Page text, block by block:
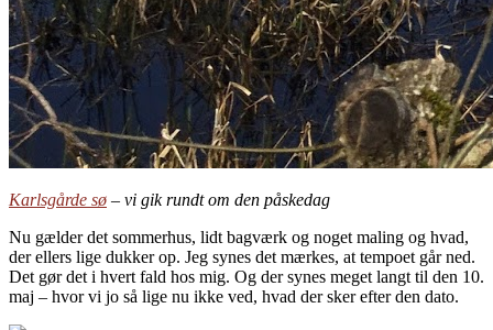
Karlsgårde sø – vi gik rundt om den påskedag
Nu gælder det sommerhus, lidt bagværk og noget maling og hvad,
der ellers lige dukker op. Jeg synes det mærkes, at tempoet går ned.
Det gør det i hvert fald hos mig. Og der synes meget langt til den 10.
maj – hvor vi jo så lige nu ikke ved, hvad der sker efter den dato.